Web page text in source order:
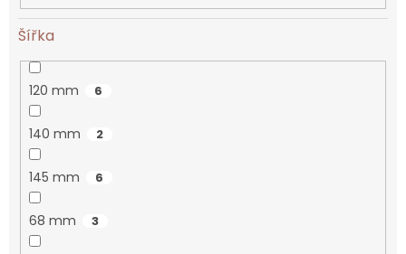
Šířka
120 mm 6
140 mm 2
145 mm 6
68 mm 3